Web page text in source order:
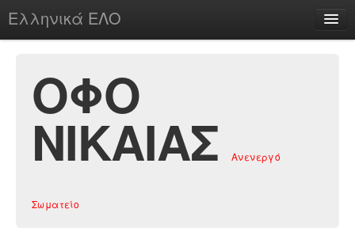
Ελληνικά ΕΛΟ
chesstu.be @ discord
Login
ΟΦΟ
ΝΙΚΑΙΑΣ Ανενεργό
Σωματείο